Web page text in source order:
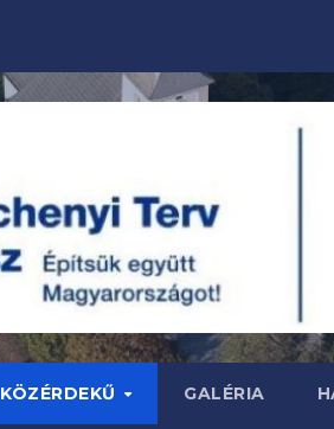
KÖZÉRDEKŰ GALÉRIA